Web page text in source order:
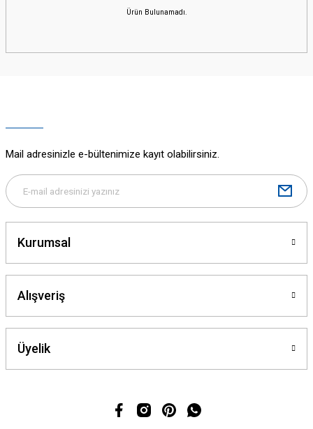
Ürün Bulunamadı.
Mail adresinizle e-bültenimize kayıt olabilirsiniz.
Kurumsal
Alışveriş
Üyelik